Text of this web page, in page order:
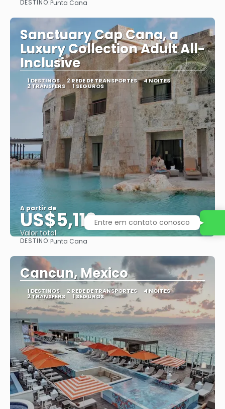
DESTINO:Punta Cana
Sanctuary Cap Cana, a
Luxury Collection Adult All-
Inclusive
1 DESTINOS 2 REDE DE TRANSPORTES 4 NOITES
2 TRANSFERS 1 SEGUROS
A partir de
US$5,112
Valor total
DESTINO:Punta Cana
Cancun, Mexico
1 DESTINOS 2 REDE DE TRANSPORTES 4 NOITES
2 TRANSFERS 1 SEGUROS
Entre em contato conosco